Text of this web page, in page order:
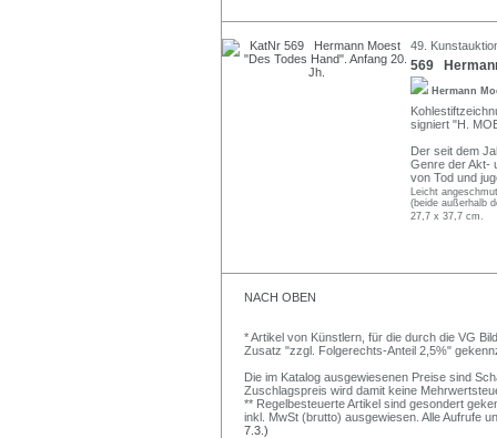
49.
569
Hermann
signiert "H.
Der seit dem
Genre der Akt-
von Tod und
Leicht
(beide außerhalb
27,7 x 37,7 cm.
NACH OBEN
* Artikel von Künstlern, für die durch die VG
Zusatz "zzgl. Folgerechts-Anteil 2,5%"
Die im Katalog ausgewiesenen Preise sind
Zuschlagspreis wird damit keine
** Regelbesteuerte Artikel sind gesondert
inkl. MwSt (brutto) ausgewiesen. Alle Aufrufe
7.3.)